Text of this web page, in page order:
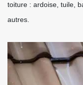
toiture : ardoise, tuile,
autres.